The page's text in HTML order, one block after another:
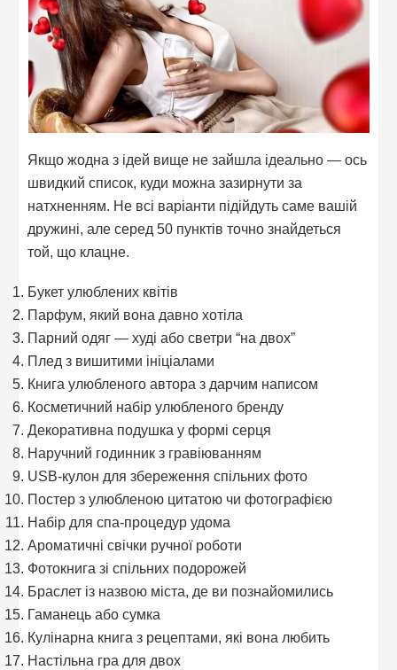
Якщо жодна з ідей вище не зайшла ідеально — ось
швидкий список, куди можна зазирнути за
натхненням. Не всі варіанти підійдуть саме вашій
дружині, але серед 50 пунктів точно знайдеться
той, що клацне.
Букет улюблених квітів
Парфум, який вона давно хотіла
Парний одяг — худі або светри “на двох”
Плед з вишитими ініціалами
Книга улюбленого автора з дарчим написом
Косметичний набір улюбленого бренду
Декоративна подушка у формі серця
Наручний годинник з гравіюванням
USB-кулон для збереження спільних фото
Постер з улюбленою цитатою чи фотографією
Набір для спа-процедур удома
Ароматичні свічки ручної роботи
Фотокнига зі спільних подорожей
Браслет із назвою міста, де ви познайомились
Гаманець або сумка
Кулінарна книга з рецептами, які вона любить
Настільна гра для двох